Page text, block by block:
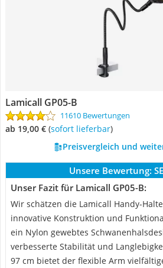
Lamicall GP05-B
11610 Bewertungen
ab 19,00 € ( Sofort lieferbar)
Preisvergleich und
Unsere Bewertung:
Unser Fazit für Lamicall GP05-B:
Wir schätzen die Lamicall Handy-
innovative Konstruktion und
ein Nylon gewebtes
verbesserte Stabilität und
97 cm bietet der flexible Arm